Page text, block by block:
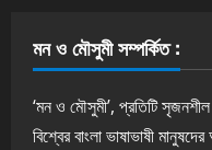
মন ও মৌসুমী সম্পর্কিত :
‘মন ও মৌসুমী’, প্রতিটি
বিশ্বের বাংলা ভাষাভাষী